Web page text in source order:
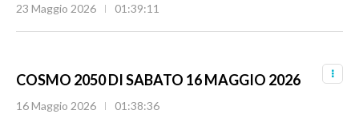
23 Maggio 2026 01:39:11
COSMO 2050 DI SABATO 16 MAGGIO 2026
16 Maggio 2026 01:38:36